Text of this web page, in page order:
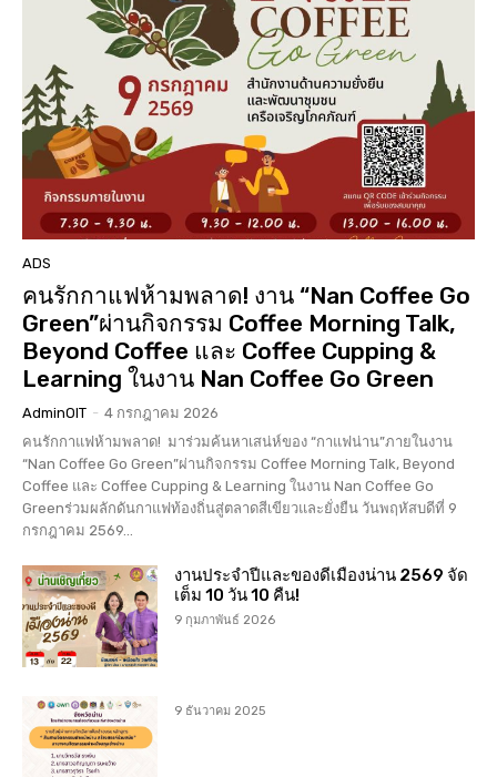
ADS
คนรักกาแฟห้ามพลาด! งาน “Nan Coffee Go
Green”ผ่านกิจกรรม Coffee Morning Talk,
Beyond Coffee และ Coffee Cupping &
Learning ในงาน Nan Coffee Go Green
AdminOIT - 4 กรกฎาคม 2026
คนรักกาแฟห้ามพลาด! มาร่วมค้นหาเสน่ห์ของ “กาแฟน่าน”ภายในงาน
“Nan Coffee Go Green”ผ่านกิจกรรม Coffee Morning Talk, Beyond
Coffee และ Coffee Cupping & Learning ในงาน Nan Coffee Go
Greenร่วมผลักดันกาแฟท้องถิ่นสู่ตลาดสีเขียวและยั่งยืน วันพฤหัสบดีที่ 9
กรกฎาคม 2569...
งานประจำปีและของดีเมืองน่าน 2569 จัด
เต็ม 10 วัน 10 คืน!
9 กุมภาพันธ์ 2026
9 ธันวาคม 2025